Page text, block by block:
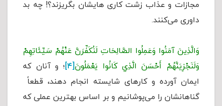
مجازات و عذاب زشت کاری هایشان بگریزند؟! چه بد
داوری می‌کنند.
وَالَّذِينَ آمَنُوا وَعَمِلُوا الصَّالِحَاتِ لَنُكَفِّرَنَّ عَنْهُمْ سَيِّئَاتِهِمْ
وَلَنَجْزِيَنَّهُمْ أَحْسَنَ الَّذِي كَانُوا يَعْمَلُونَ[۴]
؛ و آنان که
ایمان آورده و کارهای شایسته انجام دهند، قطعاً
گناهانشان را می‌پوشانیم و بر اساس بهترین عملی که